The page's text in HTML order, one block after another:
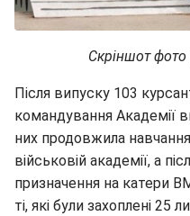
Скріншот
Після випуску 103
командування Академії
них продовжила
військовій академії, а
призначення на катери
ті, які були захоплені 25